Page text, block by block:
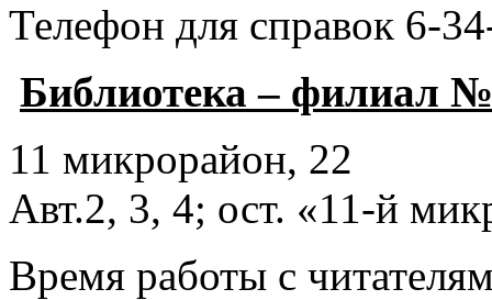
Телефон для справок 6-
Библиотека – филиал
11 микрорайон, 22
Авт.2, 3, 4; ост. «11-й
Время работы с